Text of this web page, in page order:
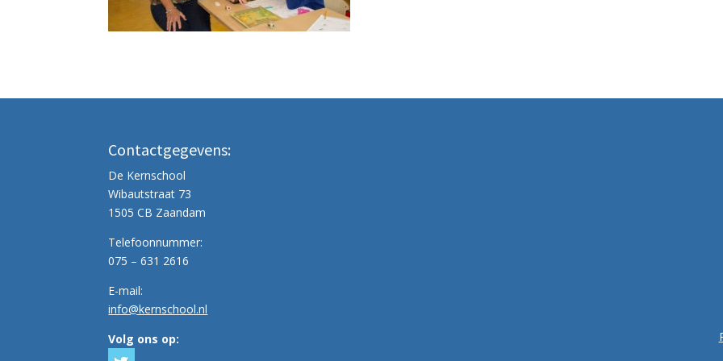
Contactgegevens:
De Kernschool
Wibautstraat 73
1505 CB Zaandam
Telefoonnummer:
075 – 631 2616
E-mail:
info@kernschool.nl
Volg ons op: